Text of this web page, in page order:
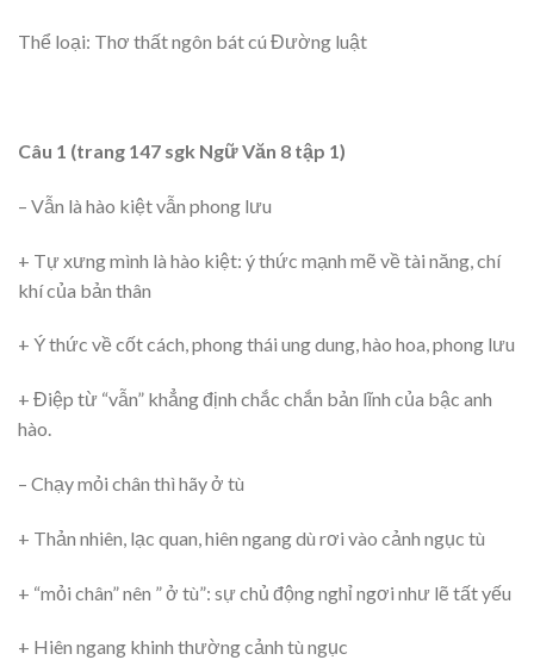
Thể loại: Thơ thất ngôn bát cú Đường luật
Câu 1 (trang 147 sgk Ngữ Văn 8 tập 1)
– Vẫn là hào kiệt vẫn phong lưu
+ Tự xưng mình là hào kiệt: ý thức mạnh mẽ về tài năng, chí
khí của bản thân
+ Ý thức về cốt cách, phong thái ung dung, hào hoa, phong lưu
+ Điệp từ “vẫn” khẳng định chắc chắn bản lĩnh của bậc anh
hào.
– Chạy mỏi chân thì hãy ở tù
+ Thản nhiên, lạc quan, hiên ngang dù rơi vào cảnh ngục tù
+ “mỏi chân” nên ” ở tù”: sự chủ động nghỉ ngơi như lẽ tất yếu
+ Hiên ngang khinh thường cảnh tù ngục